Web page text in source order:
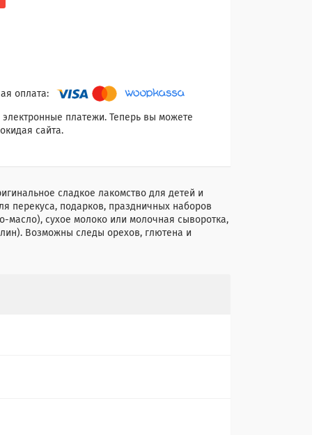
платежи. Теперь вы можете
сайта.
сладкое лакомство для детей и
перекуса, подарков, праздничных наборов
масло), сухое молоко или молочная сыворотка,
Возможны следы орехов, глютена и